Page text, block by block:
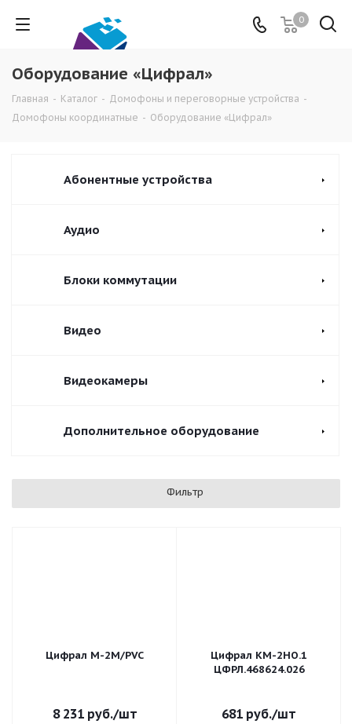
0
Оборудование «Цифрал»
Главная - Каталог - Домофоны и переговорные устройства -
Домофоны координатные - Оборудование «Цифрал»
Абонентные устройства
Аудио
Блоки коммутации
Видео
Видеокамеры
Дополнительное оборудование
Фильтр
Цифрал М-2М/PVC
8 231руб./шт
Цифрал КМ-2НО.1
ЦФРЛ.468624.026
681 руб./шт